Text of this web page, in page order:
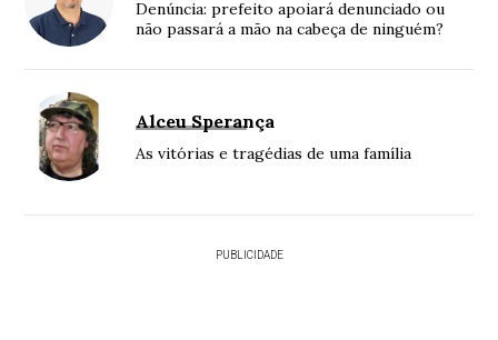
Denúncia: prefeito apoiará denunciado ou
não passará a mão na cabeça de ninguém?
Alceu Sperança
As vitórias e tragédias de uma família
PUBLICIDADE